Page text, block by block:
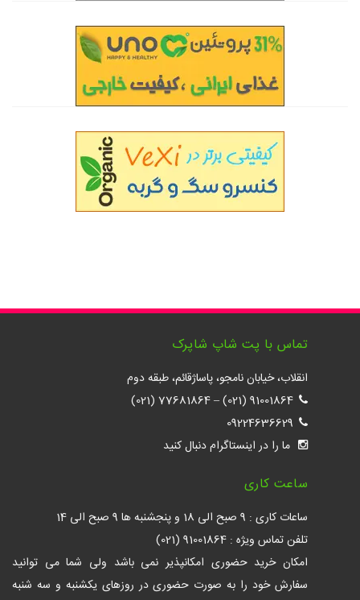
تماس با پت شاپ شاپرک
انقلاب، خیابان نامجو، پاساژقائم، طبقه دوم
91001864 (021)
–
77681864 (021)
09224636629
ما را در اینستاگرام دنبال کنید
ساعت کاری
ساعات کاری : 9 صبح الی 18 و پنجشنبه ها 9 صبح الی 14
تلفن تماس ویژه : 91001864 (021)
امکان خرید حضوری امکانپذیر نمی باشد ولی شما می توانید
سفارش خود را به صورت حضوری در روزهای یکشنبه و سه شنبه